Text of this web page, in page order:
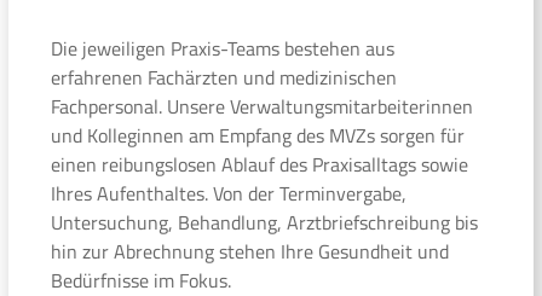
Die jeweiligen Praxis-Teams bestehen aus
erfahrenen Fachärzten und medizinischen
Fachpersonal. Unsere Verwaltungsmitarbeiterinnen
und Kolleginnen am Empfang des MVZs sorgen für
einen reibungslosen Ablauf des Praxisalltags sowie
Ihres Aufenthaltes. Von der Terminvergabe,
Untersuchung, Behandlung, Arztbriefschreibung bis
hin zur Abrechnung stehen Ihre Gesundheit und
Bedürfnisse im Fokus.